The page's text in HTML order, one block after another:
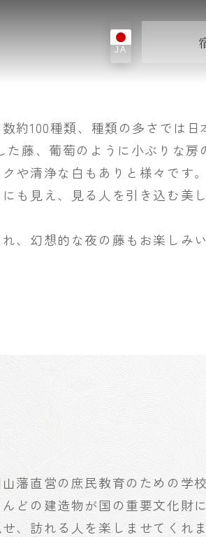
JA
約100種類、種類の多さでは日
藤、葡萄のように小ぶりな房
や清浄な白もありと様々です
も見え、見る人を引き込む美
、幻想的な夜の藤もお楽しみい
藩直営の庶民教育のための学
どの建造物が国の重要文化財
、訪れる人を楽しませてくれま